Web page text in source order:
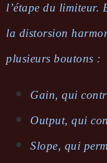
l’étape du limi­teur.
la distor­sion
plusieurs boutons :
Gain, qui
Output, qui
Slope, qui